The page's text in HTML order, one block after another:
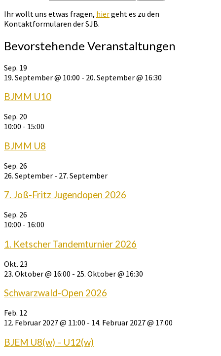
Ihr wollt uns etwas fragen, hiergeht es zu den
Kontaktformularen der SJB.
Bevorstehende Veranstaltungen
Sep. 19
19. September @ 10:00 - 20. September @ 16:30
BJMM U10
Sep. 20
10:00 - 15:00
BJMM U8
Sep. 26
26. September - 27. September
7. Joß-Fritz Jugendopen 2026
Sep. 26
10:00 - 16:00
1. Ketscher Tandemturnier 2026
Okt. 23
23. Oktober @ 16:00 - 25. Oktober @ 16:30
Schwarzwald-Open 2026
Feb. 12
12. Februar 2027 @ 11:00 - 14. Februar 2027 @ 17:00
BJEM U8(w) – U12(w)